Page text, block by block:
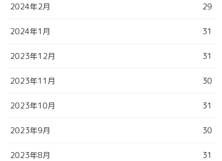
2024年2月 29
2024年1月 31
2023年12月 31
2023年11月 30
2023年10月 31
2023年9月 30
2023年8月 31